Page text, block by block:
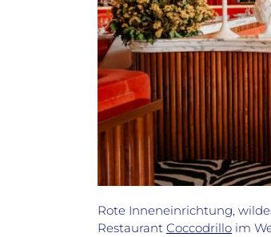
Rote Inneneinrichtung,
Restaurant Coccodrilloim